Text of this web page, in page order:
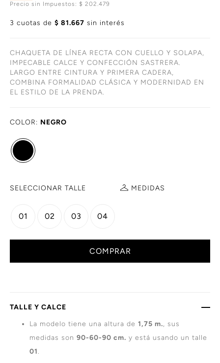
Precio sin Impuestos: $ 202.479
3 cuotas de $ 81.667 sin interés
CHAQUETA DE LÍNEA RECTA CON CUELLO Y SOLAPA,
IMPECABLE CALCE Y CONFECCIÓN SASTRERA.
LARGO ENTRE CINTURA Y PRIMERA CADERA,
COMBINA FORMALIDAD CLÁSICA Y MODERNIDAD EN
EL ESTILO DE LA PRENDA.
COLOR: NEGRO
SELECCIONAR TALLE MEDIDAS
01 02 03 04
COMPRAR
TALLE Y CALCE
La modelo tiene una altura de 1,75 m., sus
medidas son 90-60-90 cm. y está usando un talle
01.